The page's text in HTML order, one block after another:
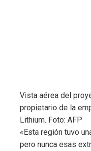
Vista aérea del
propietario de la
Lithium. Foto: AFP
«Esta región tuvo
pero nunca esas